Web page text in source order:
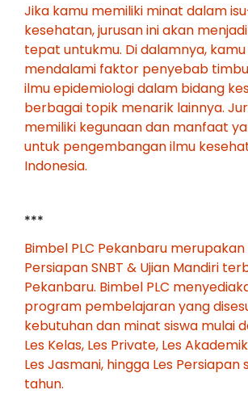
Jika kamu memiliki minat dalam
kesehatan, jurusan ini akan
tepat untukmu. Di dalamnya,
mendalami faktor penyebab
ilmu epidemiologi dalam bidang
berbagai topik menarik lainnya.
memiliki kegunaan dan manfaat
untuk pengembangan ilmu
Indonesia.
***
Bimbel PLC Pekanbaru
Persiapan SNBT & Ujian Mandiri
Pekanbaru. Bimbel PLC
program pembelajaran yang
kebutuhan dan minat siswa mulai
Les Kelas, Les Private, Les
Les Jasmani, hingga Les Persiapan
tahun.